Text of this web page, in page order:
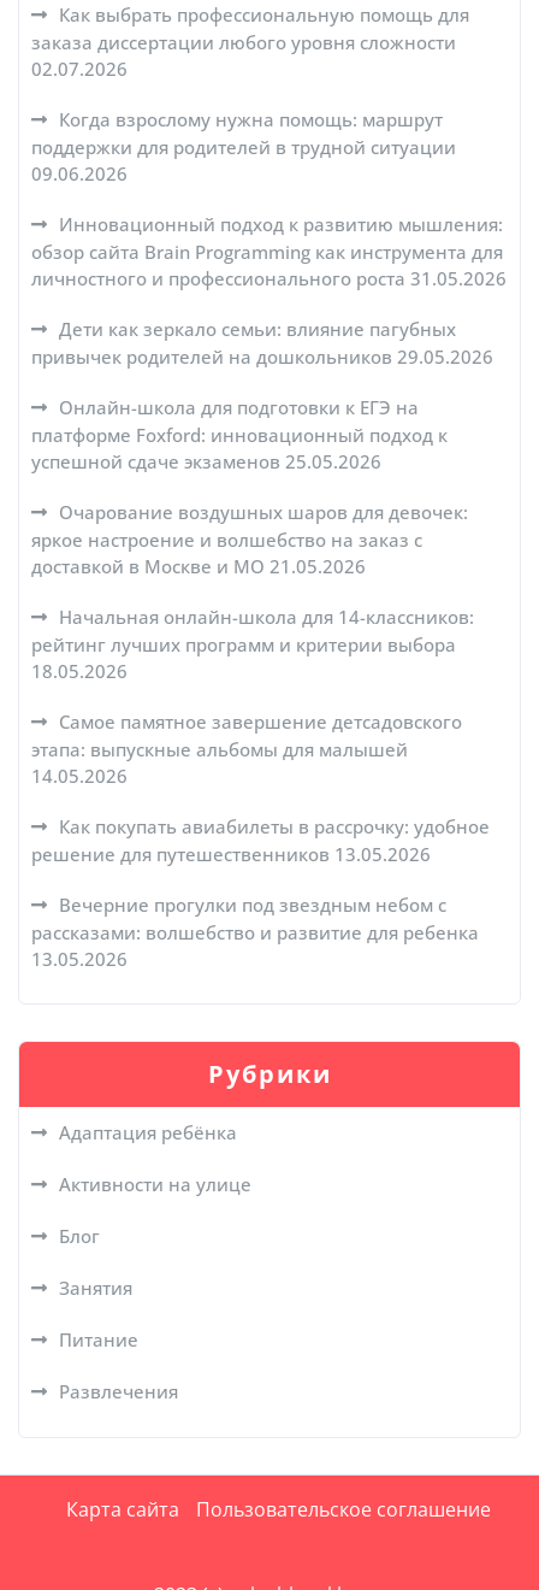
Как выбрать профессиональную помощь для
заказа диссертации любого уровня сложности
02.07.2026
Когда взрослому нужна помощь: маршрут
поддержки для родителей в трудной ситуации
09.06.2026
Инновационный подход к развитию мышления:
обзор сайта Brain Programming как инструмента для
личностного и профессионального роста 31.05.2026
Дети как зеркало семьи: влияние пагубных
привычек родителей на дошкольников 29.05.2026
Онлайн-школа для подготовки к ЕГЭ на
платформе Foxford: инновационный подход к
успешной сдаче экзаменов 25.05.2026
Очарование воздушных шаров для девочек:
яркое настроение и волшебство на заказ с
доставкой в Москве и МО 21.05.2026
Начальная онлайн-школа для 14-классников:
рейтинг лучших программ и критерии выбора
18.05.2026
Самое памятное завершение детсадовского
этапа: выпускные альбомы для малышей
14.05.2026
Как покупать авиабилеты в рассрочку: удобное
решение для путешественников 13.05.2026
Вечерние прогулки под звездным небом с
рассказами: волшебство и развитие для ребенка
13.05.2026
Рубрики
Адаптация ребёнка
Активности на улице
Блог
Занятия
Питание
Развлечения
Карта сайта Пользовательское соглашение